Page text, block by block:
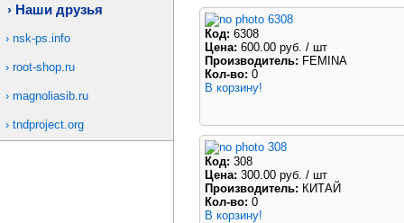
Наши друзья
nsk-ps.info
root-shop.ru
magnoliasib.ru
tndproject.org
6308
Код: 6308
Цена: 600.00 руб. / шт
Производитель: FEMINA
Кол-во: 0
В корзину!
308
Код: 308
Цена: 300.00 руб. / шт
Производитель: КИТАЙ
Кол-во: 0
В корзину!